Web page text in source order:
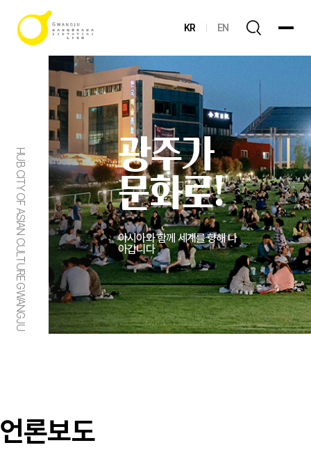
KR EN
HUB CITY OF ASIAN CULTURE GWANGJU
광주가
문화로!
아시아와 함께 세계를 향해 나
아갑니다
언론보도